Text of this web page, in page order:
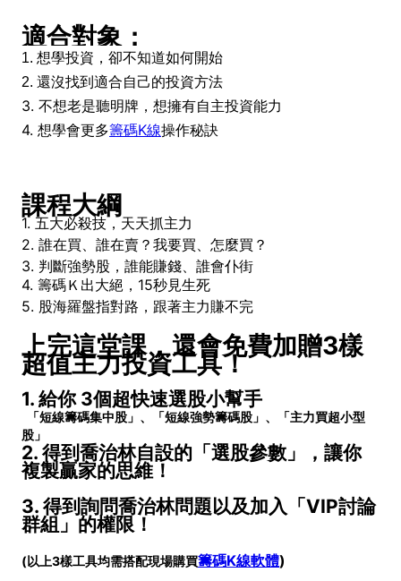
適合對象：
1. 想學投資，卻不知道如何開始
2. 還沒找到適合自己的投資方法
3. 不想老是聽明牌，想擁有自主投資能力
4. 想學會更多籌碼K線操作秘訣
課程大綱
1. 五大必殺技，天天抓主力
2. 誰在買、誰在賣？我要買、怎麼買？
3. 判斷強勢股，誰能賺錢、誰會仆街
4. 籌碼Ｋ出大絕，15秒見生死
5. 股海羅盤指對路，跟著主力賺不完
上完這堂課，還會免費加贈3樣
超值主力投資工具！
1. 給你 3個超快速選股小幫手
「短線籌碼集中股」、「短線強勢籌碼股」、「主力買超小型
股」
2. 得到喬治林自設的「選股參數」，讓你
複製贏家的思維！
3. 得到詢問喬治林問題以及加入「VIP討論
群組」的權限！
(以上3樣工具均需搭配現場購買籌碼K線軟體)